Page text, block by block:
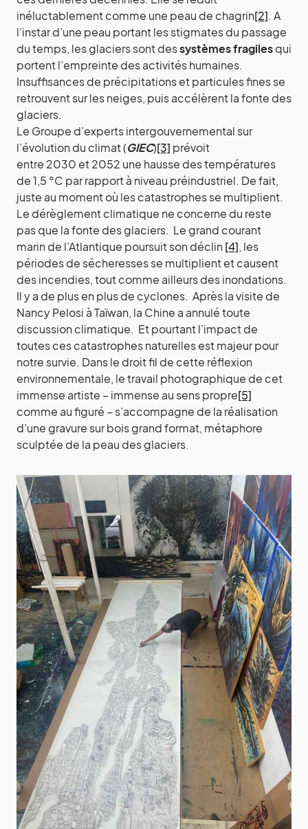
inéluctablement comme une peau de chagrin[2]. A
l’instar d’une peau portant les stigmates du passage
du temps, les glaciers sont dessystèmes fragilesqui
portent l’empreinte des activités humaines.
Insuffisances de précipitations et particules fines se
retrouvent sur les neiges, puis accélèrent la fonte des
glaciers.
Le Groupe d’experts intergouvernemental sur
l’évolution du climat (GIEC)[3] prévoit
entre 2030 et 2052 une hausse des températures
de 1,5 °C par rapport à niveau préindustriel. De fait,
juste au moment où les catastrophes se multiplient.
Le dérèglement climatique ne concerne du reste
pas que la fonte des glaciers. Le grand courant
marin de l’Atlantique poursuit son déclin [4], les
périodes de sécheresses se multiplient et causent
des incendies, tout comme ailleurs des inondations.
Il y a de plus en plus de cyclones. Après la visite de
Nancy Pelosi à Taïwan, la Chine a annulé toute
discussion climatique. Et pourtant l’impact de
toutes ces catastrophes naturelles est majeur pour
notre survie. Dans le droit fil de cette réflexion
environnementale, le travail photographique de cet
immense artiste – immense au sens propre[5]
comme au figuré – s’accompagne de la réalisation
d’une gravure sur bois grand format, métaphore
sculptée de la peau des glaciers.